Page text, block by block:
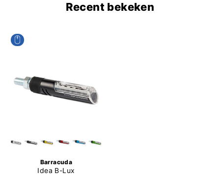
Recent bekeken
Barracuda
Idea B-Lux